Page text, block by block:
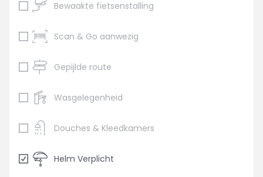
Bewaakte fietsenstalling
Scan & Go aanwezig
Gepijlde route
Wasgelegenheid
Douches & Kleedkamers
Helm Verplicht